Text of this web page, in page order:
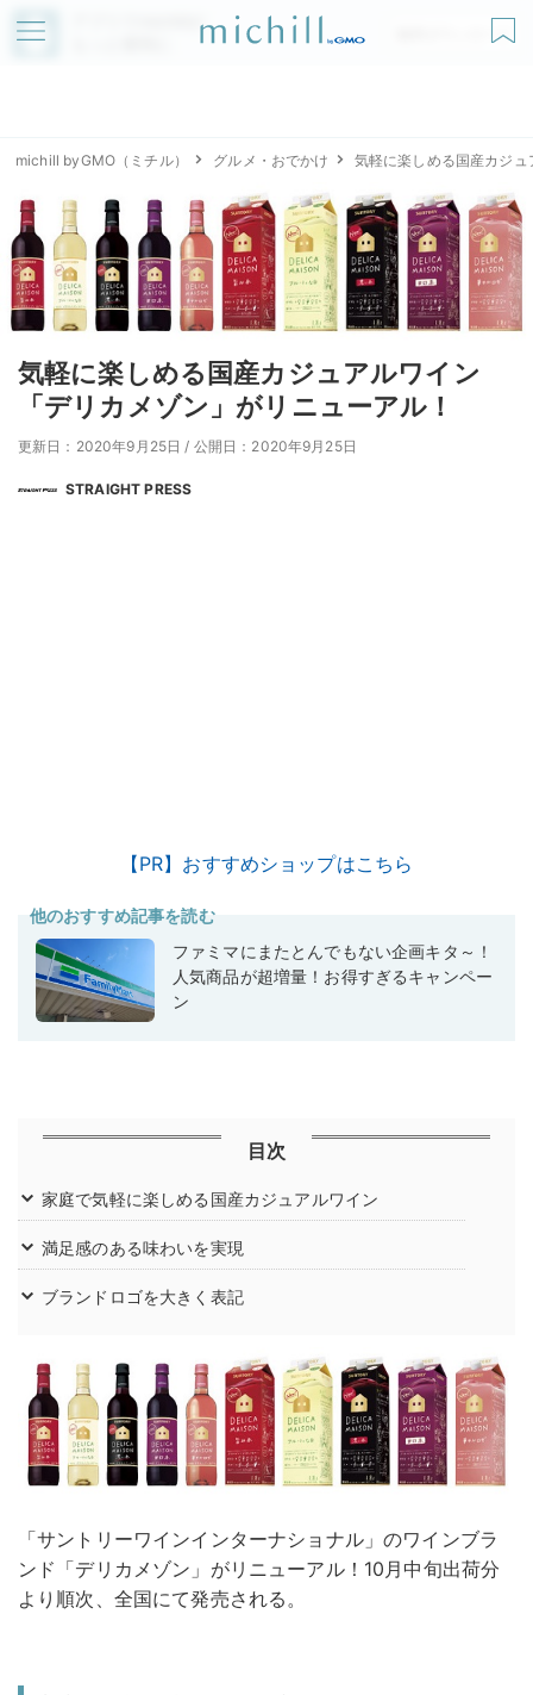
アプリでmichillが
無料ダウンロード
michill byGMO（ミチル） グルメ・おでかけ 気軽に楽しめる国産カジ
気軽に楽しめる国産カジュアルワイン
「デリカメゾン」がリニューアル！
更新日：2020年9月25日 / 公開日：2020年9月25日
STRAIGHT PRESS
【PR】おすすめショップはこちら
他のおすすめ記事を読む
ファミマにまたとんでもない企画キタ～！
人気商品が超増量！お得すぎるキャンペー
ン
目次
家庭で気軽に楽しめる国産カジュアルワイン
満足感のある味わいを実現
ブランドロゴを大きく表記
「サントリーワインインターナショナル」のワインブラ
ンド「デリカメゾン」がリニューアル！10月中旬出荷分
より順次、全国にて発売される。